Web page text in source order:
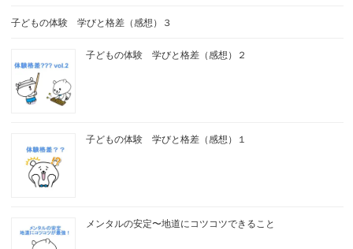
子どもの体験 学びと格差（感想）３
子どもの体験 学びと格差（感想）２
子どもの体験 学びと格差（感想）１
メンタルの安定〜地道にコツコツできること